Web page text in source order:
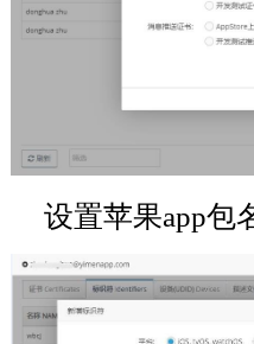
设置苹果app包